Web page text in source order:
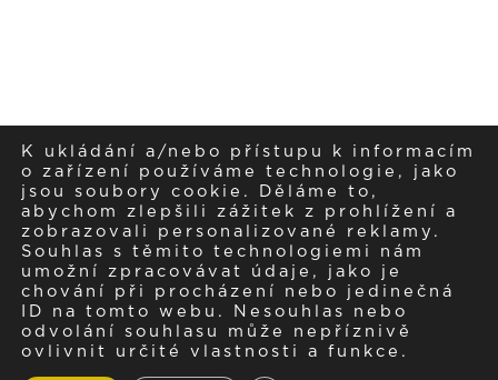
K ukládání a/nebo přístupu k informacím
o zařízení používáme technologie, jako
jsou soubory cookie. Děláme to,
abychom zlepšili zážitek z prohlížení a
zobrazovali personalizované reklamy.
Souhlas s těmito technologiemi nám
umožní zpracovávat údaje, jako je
chování při procházení nebo jedinečná
ID na tomto webu. Nesouhlas nebo
odvolání souhlasu může nepříznivě
ovlivnit určité vlastnosti a funkce.